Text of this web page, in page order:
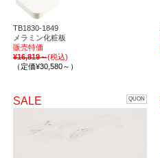
TB1830-1849
メラミン化粧板
販売特価
¥16,819～(税込)
（定価¥30,580～）
SALE QUON